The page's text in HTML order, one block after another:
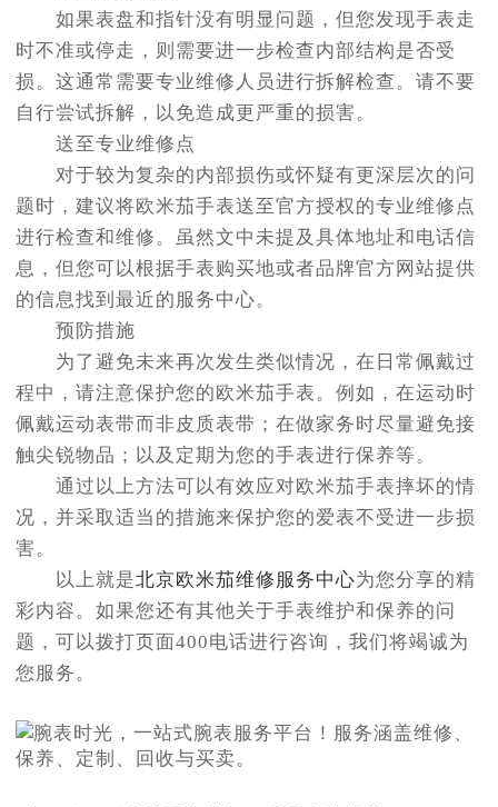
如果表盘和指针没有明显问题，但您发现手表走
时不准或停走，则需要进一步检查内部结构是否受
损。这通常需要专业维修人员进行拆解检查。请不要
自行尝试拆解，以免造成更严重的损害。
送至专业维修点
对于较为复杂的内部损伤或怀疑有更深层次的问
题时，建议将欧米茄手表送至官方授权的专业维修点
进行检查和维修。虽然文中未提及具体地址和电话信
息，但您可以根据手表购买地或者品牌官方网站提供
的信息找到最近的服务中心。
预防措施
为了避免未来再次发生类似情况，在日常佩戴过
程中，请注意保护您的欧米茄手表。例如，在运动时
佩戴运动表带而非皮质表带；在做家务时尽量避免接
触尖锐物品；以及定期为您的手表进行保养等。
通过以上方法可以有效应对欧米茄手表摔坏的情
况，并采取适当的措施来保护您的爱表不受进一步损
害。
以上就是北京欧米茄维修服务中心为您分享的精
彩内容。如果您还有其他关于手表维护和保养的问
题，可以拨打页面400电话进行咨询，我们将竭诚为
您服务。